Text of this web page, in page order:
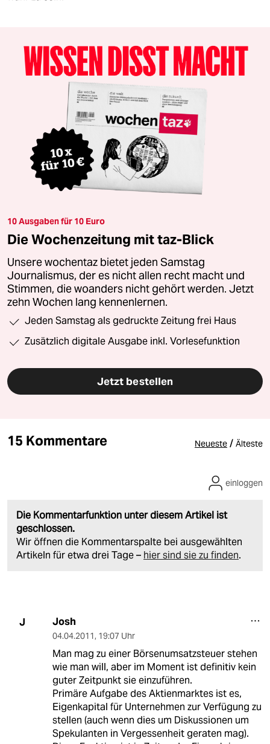
10 Ausgaben für 10 Euro
Die Wochenzeitung mit taz-Blick
Unsere wochentaz bietet jeden Samstag
Journalismus, der es nicht allen recht macht und
Stimmen, die woanders nicht gehört werden. Jetzt
zehn Wochen lang kennenlernen.
Jeden Samstag als gedruckte Zeitung frei Haus
Zusätzlich digitale Ausgabe inkl. Vorlesefunktion
Jetzt bestellen
15 Kommentare Neueste / Älteste
Die Kommentarfunktion unter diesem Artikel ist
geschlossen.
Wir öffnen die Kommentarspalte bei ausgewählten
Artikeln für etwa drei Tage – hier sind sie zu finden.
einloggen
J Josh
04.04.2011, 19:07 Uhr
Man mag zu einer Börsenumsatzsteuer stehen
wie man will, aber im Moment ist definitiv kein
guter Zeitpunkt sie einzuführen.
Primäre Aufgabe des Aktienmarktes ist es,
Eigenkapital für Unternehmen zur Verfügung zu
stellen (auch wenn dies um Diskussionen um
Spekulanten in Vergessenheit geraten mag).